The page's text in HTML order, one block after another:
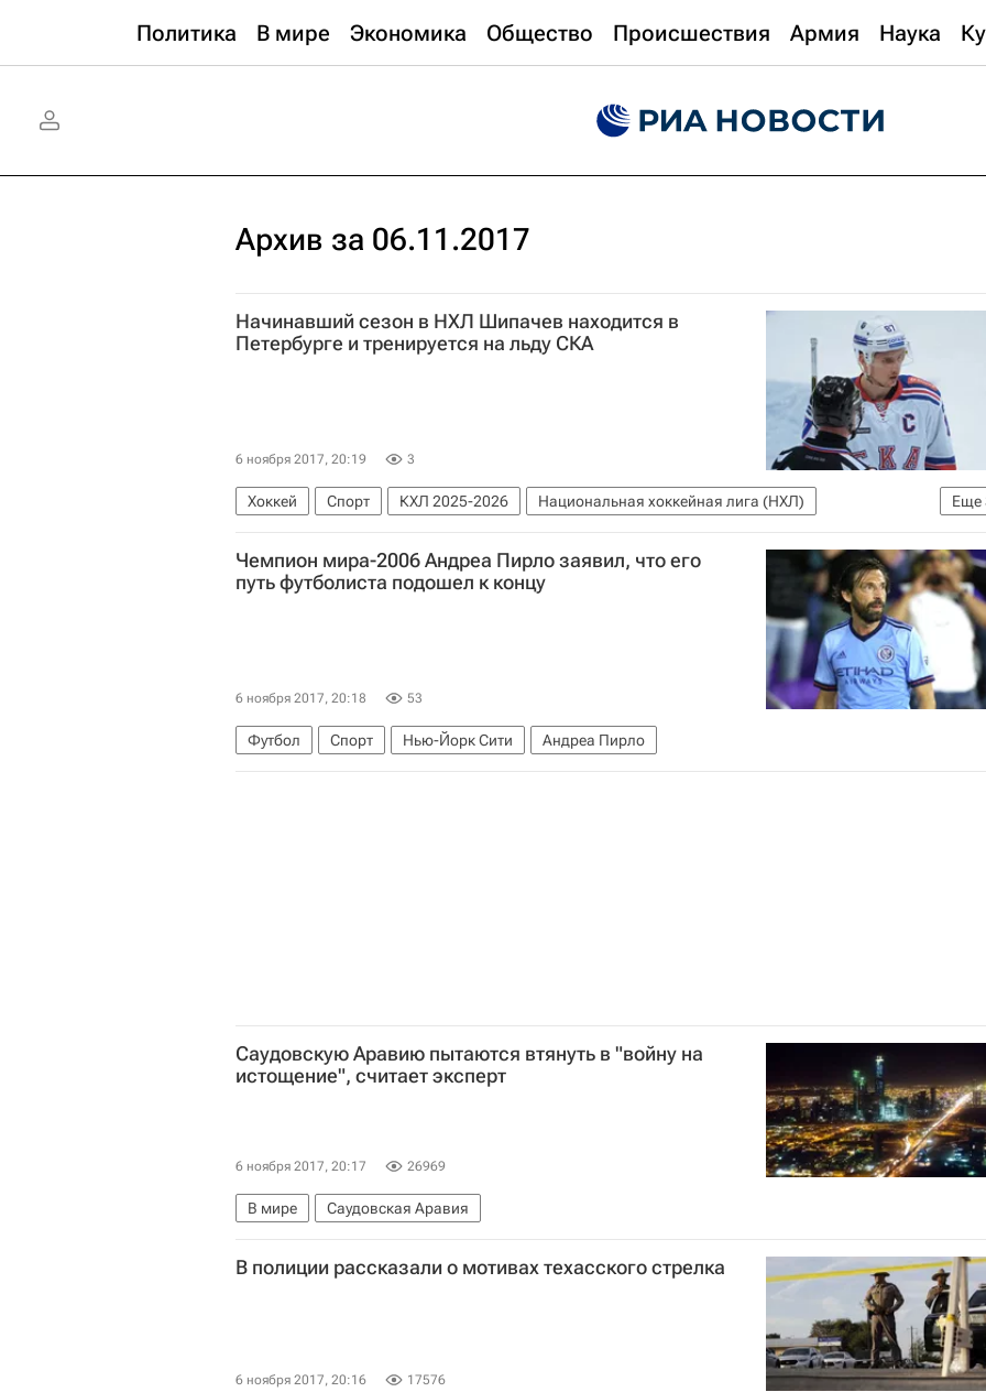
Политика В мире Экономика Общество Происшествия Армия Наука
Архив за 06.11.2017
Начинавший сезон в НХЛ Шипачев находится в
Петербурге и тренируется на льду СКА
6 ноября 2017, 20:19 3
Еще
Хоккей Спорт КХЛ 2025-2026
Национальная хоккейная лига (НХЛ)
Вегас Голден Найтс
СКА (Санкт-Петербург) Вадим Шипачев
Чемпион мира-2006 Андреа Пирло заявил, что его
путь футболиста подошел к концу
6 ноября 2017, 20:18 53
Футбол Спорт Нью-Йорк Сити Андреа Пирло
Саудовскую Аравию пытаются втянуть в "войну на
истощение", считает эксперт
6 ноября 2017, 20:17 26969
В мире Саудовская Аравия
В полиции рассказали о мотивах техасского стрелка
6 ноября 2017, 20:16 17576